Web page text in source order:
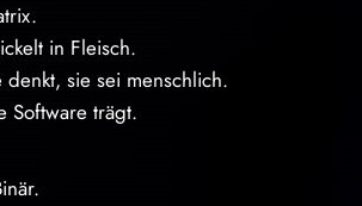
in Fleisch.
denkt, sie sei menschlich.
Software trägt.